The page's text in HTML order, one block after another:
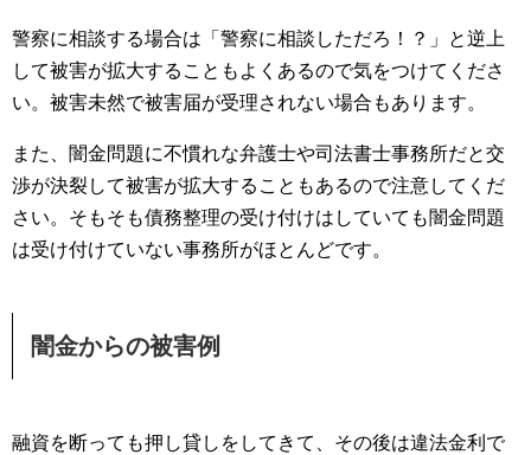
警察に相談する場合は「警察に相談しただろ！？」と逆上
して被害が拡大することもよくあるので気をつけてくださ
い。被害未然で被害届が受理されない場合もあります。
また、闇金問題に不慣れな弁護士や司法書士事務所だと交
渉が決裂して被害が拡大することもあるので注意してくだ
さい。そもそも債務整理の受け付けはしていても闇金問題
は受け付けていない事務所がほとんどです。
闇金からの被害例
融資を断っても押し貸しをしてきて、その後は違法金利で